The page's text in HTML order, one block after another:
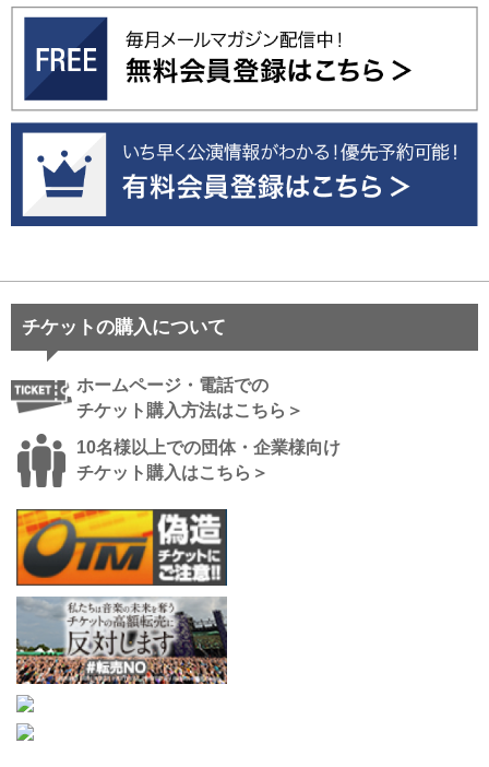
チケットの購入について
ホームページ・電話での
チケット購入方法はこちら＞
10名様以上での団体・企業様向け
チケット購入はこちら＞